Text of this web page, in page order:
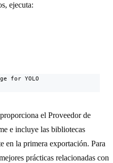
ejecuta:
for YOLO
el Proveedor de
e incluye las bibliotecas
en la primera exportación. Para
prácticas relacionadas con